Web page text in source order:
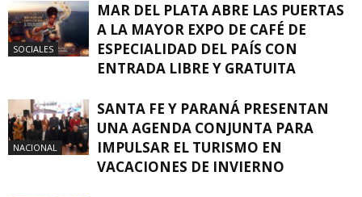
SOCIALES
MAR DEL PLATA ABRE LAS PUERTAS
A LA MAYOR EXPO DE CAFÉ DE
ESPECIALIDAD DEL PAÍS CON
ENTRADA LIBRE Y GRATUITA
NACIONAL
SANTA FE Y PARANÁ PRESENTAN
UNA AGENDA CONJUNTA PARA
IMPULSAR EL TURISMO EN
VACACIONES DE INVIERNO